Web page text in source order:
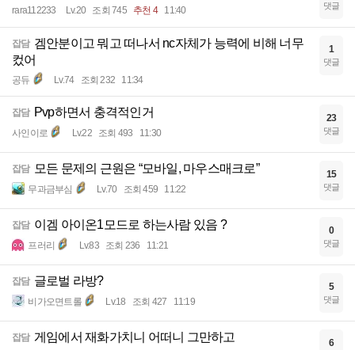
rara112233 Lv.20 조회 745 추천 4 11:40 댓글
잡담 겜안분이고 뭐고 떠나서 nc자체가 능력에 비해 너무
컸어
공듀 Lv.74 조회 232 11:34
1
댓글
잡담 Pvp하면서 충격적인거
사인이로 Lv.22 조회 493 11:30
23
댓글
잡담 모든 문제의 근원은 “모바일, 마우스매크로”
무과금부심 Lv.70 조회 459 11:22
15
댓글
잡담 이겜 아이온1모드로 하는사람 있음 ?
프러리 Lv.83 조회 236 11:21
0
댓글
잡담 글로벌 라방?
비가오면트롤 Lv.18 조회 427 11:19
5
댓글
잡담 게임에서 재화가치니 어떠니 그만하고 6